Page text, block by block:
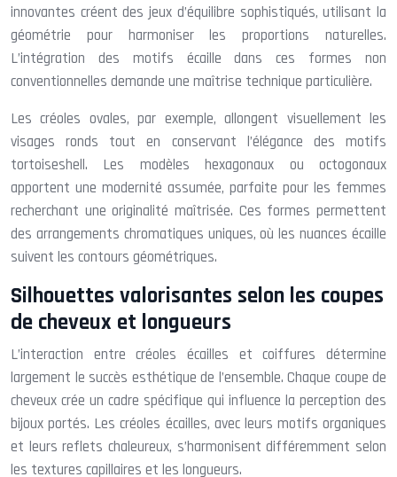
innovantes créent des jeux d’équilibre sophistiqués, utilisant la
géométrie pour harmoniser les proportions naturelles.
L’intégration des motifs écaille dans ces formes non
conventionnelles demande une maîtrise technique particulière.
Les créoles ovales, par exemple, allongent visuellement les
visages ronds tout en conservant l’élégance des motifs
tortoiseshell. Les modèles hexagonaux ou octogonaux
apportent une modernité assumée, parfaite pour les femmes
recherchant une originalité maîtrisée. Ces formes permettent
des arrangements chromatiques uniques, où les nuances écaille
suivent les contours géométriques.
Silhouettes valorisantes selon les coupes
de cheveux et longueurs
L’interaction entre créoles écailles et coiffures détermine
largement le succès esthétique de l’ensemble. Chaque coupe de
cheveux crée un cadre spécifique qui influence la perception des
bijoux portés. Les créoles écailles, avec leurs motifs organiques
et leurs reflets chaleureux, s’harmonisent différemment selon
les textures capillaires et les longueurs.